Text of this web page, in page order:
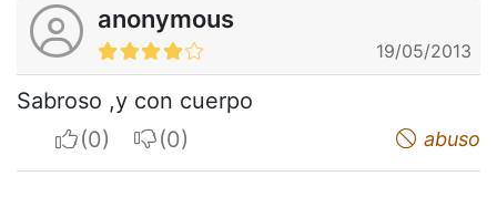
anonymous
19/05/2013
Sabroso ,y con cuerpo
I apreciateI do not appreciate abuso